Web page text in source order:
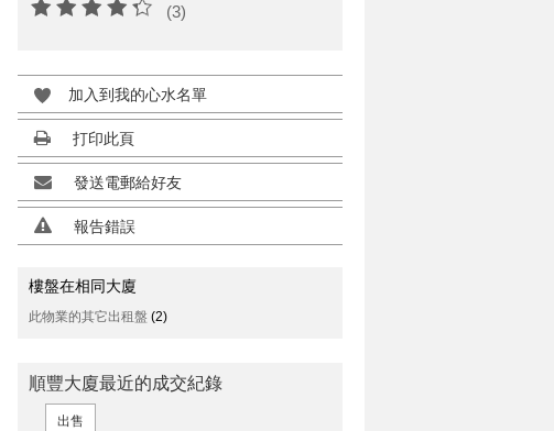
(3)
加入到我的心水名單
打印此頁
發送電郵給好友
報告錯誤
樓盤在相同大廈
此物業的其它出租盤 (2)
順豐大廈最近的成交紀錄
出售